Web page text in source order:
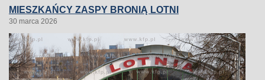
MIESZKAŃCY ZASPY BRONIĄ LOTNI
30 marca 2026